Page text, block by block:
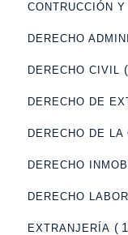
CONTRUCCIÓN
DERECHO
DERECHO CIVIL
DERECHO DE
DERECHO DE LA
DERECHO
DERECHO
EXTRANJERÍA (